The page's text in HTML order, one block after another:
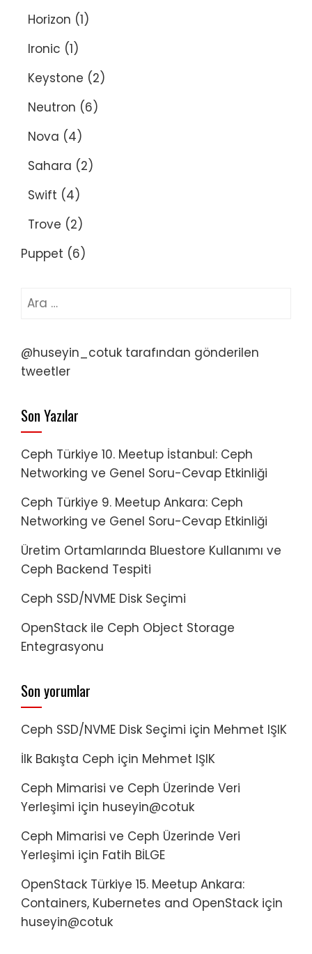
Horizon (1)
Ironic (1)
Keystone (2)
Neutron (6)
Nova (4)
Sahara (2)
Swift (4)
Trove (2)
Puppet (6)
Arama:
@huseyin_cotuk tarafından gönderilen
tweetler
Son Yazılar
Ceph Türkiye 10. Meetup İstanbul: Ceph
Networking ve Genel Soru-Cevap Etkinliği
Ceph Türkiye 9. Meetup Ankara: Ceph
Networking ve Genel Soru-Cevap Etkinliği
Üretim Ortamlarında Bluestore Kullanımı ve
Ceph Backend Tespiti
Ceph SSD/NVME Disk Seçimi
OpenStack ile Ceph Object Storage
Entegrasyonu
Son yorumlar
Ceph SSD/NVME Disk Seçimi için Mehmet IŞIK
İlk Bakışta Ceph için Mehmet IŞIK
Ceph Mimarisi ve Ceph Üzerinde Veri
Yerleşimi için huseyin@cotuk
Ceph Mimarisi ve Ceph Üzerinde Veri
Yerleşimi için Fatih BİLGE
OpenStack Türkiye 15. Meetup Ankara:
Containers, Kubernetes and OpenStack için
huseyin@cotuk